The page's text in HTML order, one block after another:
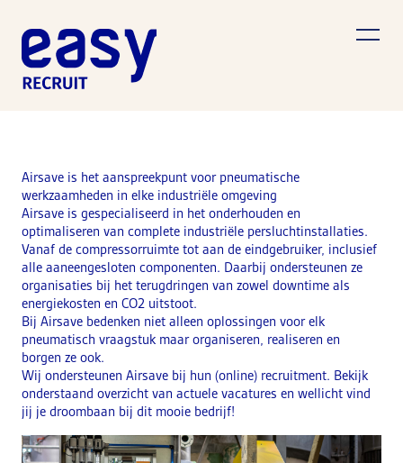
Airsave is het aanspreekpunt voor pneumatische
werkzaamheden in elke industriële omgeving
Airsave is gespecialiseerd in het onderhouden en
optimaliseren van complete industriële persluchtinstallaties.
Vanaf de compressorruimte tot aan de eindgebruiker, inclusief
alle aaneengesloten componenten. Daarbij ondersteunen ze
organisaties bij het terugdringen van zowel downtime als
energiekosten en CO2 uitstoot.
Bij Airsave bedenken niet alleen oplossingen voor elk
pneumatisch vraagstuk maar organiseren, realiseren en
borgen ze ook.
Wij ondersteunen Airsave bij hun (online) recruitment. Bekijk
onderstaand overzicht van actuele vacatures en wellicht vind
jij je droombaan bij dit mooie bedrijf!